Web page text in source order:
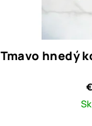
Tmavo hnedý